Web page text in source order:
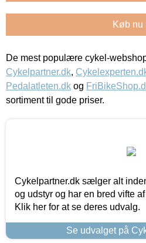
Køb nu
De mest populære cykel-
Cykelpartner.dk,
Pedalatleten.dk og
sortiment til gode priser.
Cykelpartner.dk sælger alt
og udstyr og har en bred vifte
Klik her for at se deres udvalg.
Se udvalget på